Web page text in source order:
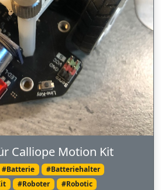
Calliope Motion Kit
#Batterie
#Batteriehalter
#Roboter #Robotic